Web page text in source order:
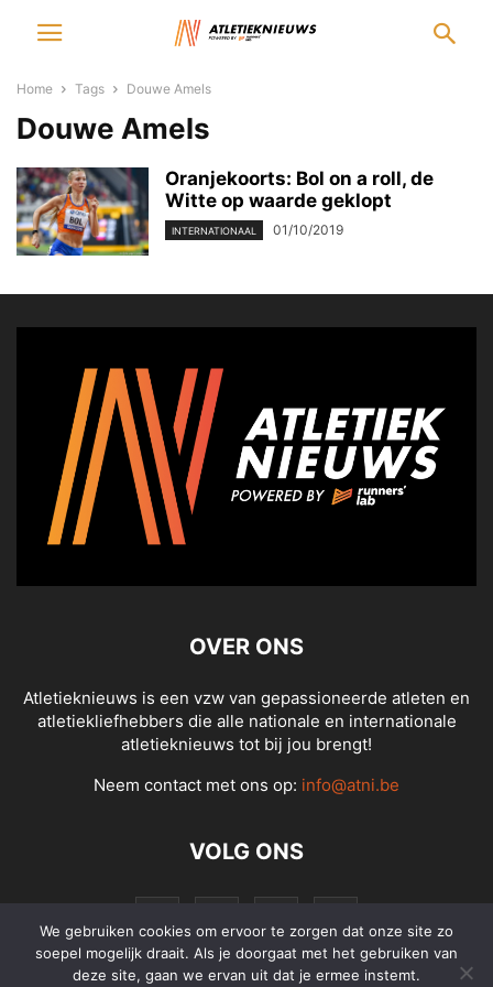
Home Tags Douwe Amels
Douwe Amels
Oranjekoorts: Bol on a roll, de
Witte op waarde geklopt
INTERNATIONAAL 01/10/2019
OVER ONS
Atletieknieuws is een vzw van gepassioneerde atleten en
atletiekliefhebbers die alle nationale en internationale
atletieknieuws tot bij jou brengt!
Neem contact met ons op: info@atni.be
VOLG ONS
We gebruiken cookies om ervoor te zorgen dat onze site zo
soepel mogelijk draait. Als je doorgaat met het gebruiken van
deze site, gaan we ervan uit dat je ermee instemt.